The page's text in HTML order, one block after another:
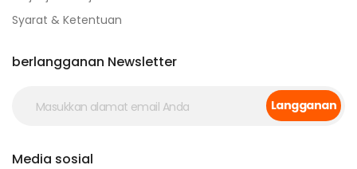
Syarat & Ketentuan
berlangganan Newsletter
Langganan
Media sosial